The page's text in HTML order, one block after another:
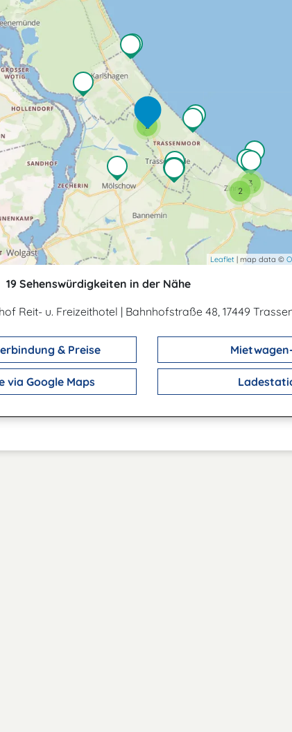
2
3
2
Leaflet | map data ©
19 Sehenswürdigkeiten in der Nähe
Reit- u. Freizeithotel | Bahnhofstraße 48, 17449
& Preise
via Google Maps